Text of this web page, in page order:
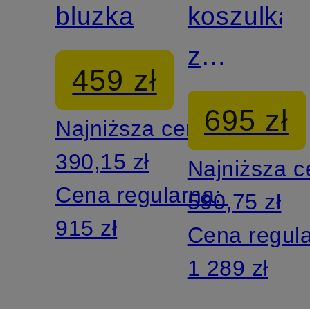
bluzka
459 zł
Najniższa cena:
390,15 zł
Cena regularna:
915 zł
koszulka
z
dekoltem
w serek
695 zł
Najniższa
590,75 zł
Cena
1 289 zł